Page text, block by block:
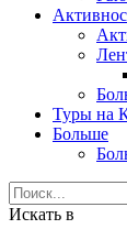
Туры на
Больше
Искать в